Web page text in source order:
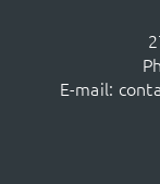
E-mail: